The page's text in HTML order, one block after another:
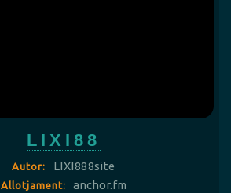
LIXI88
Autor: LIXI888site
Allotjament: anchor.fm